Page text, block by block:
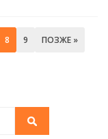
8 9 ПОЗЖЕ »